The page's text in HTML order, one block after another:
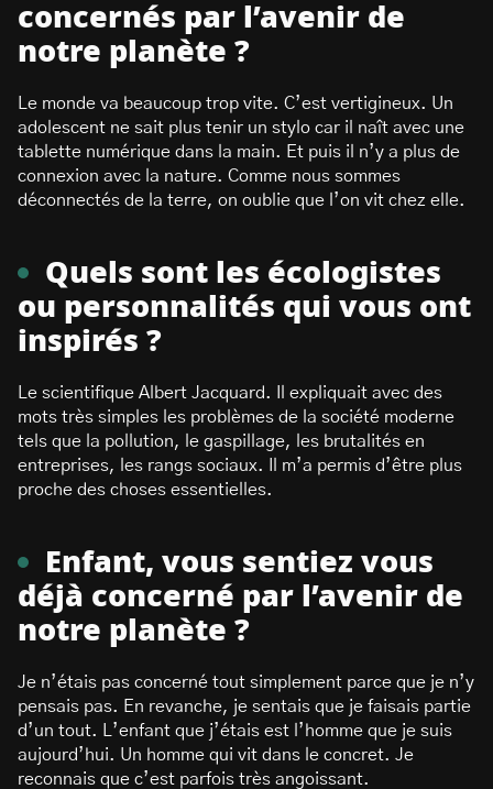
concernés par l’avenir de
notre planète ?
Le monde va beaucoup trop vite. C’est vertigineux. Un
adolescent ne sait plus tenir un stylo car il naît avec une
tablette numérique dans la main. Et puis il n’y a plus de
connexion avec la nature. Comme nous sommes
déconnectés de la terre, on oublie que l’on vit chez elle.
Quels sont les écologistes
ou personnalités qui vous ont
inspirés ?
Le scientifique Albert Jacquard. Il expliquait avec des
mots très simples les problèmes de la société moderne
tels que la pollution, le gaspillage, les brutalités en
entreprises, les rangs sociaux. Il m’a permis d’être plus
proche des choses essentielles.
Enfant, vous sentiez vous
déjà concerné par l’avenir de
notre planète ?
Je n’étais pas concerné tout simplement parce que je n’y
pensais pas. En revanche, je sentais que je faisais partie
d’un tout. L’enfant que j’étais est l’homme que je suis
aujourd’hui. Un homme qui vit dans le concret. Je
reconnais que c’est parfois très angoissant.